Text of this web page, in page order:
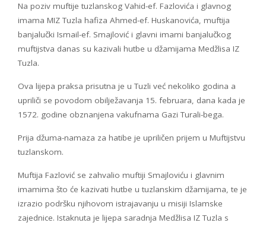
Na poziv muftije tuzlanskog Vahid-ef. Fazlovića i glavnog
imama MIZ Tuzla hafiza Ahmed-ef. Huskanovića, muftija
banjalučki Ismail-ef. Smajlović i glavni imami banjalučkog
muftijstva danas su kazivali hutbe u džamijama Medžlisa IZ
Tuzla.
Ova lijepa praksa prisutna je u Tuzli već nekoliko godina a
upriliči se povodom obilježavanja 15. februara, dana kada je
1572. godine obznanjena vakufnama Gazi Turali-bega.
Prija džuma-namaza za hatibe je upriličen prijem u Muftijstvu
tuzlanskom.
Muftija Fazlović se zahvalio muftiji Smajloviću i glavnim
imamima što će kazivati hutbe u tuzlanskim džamijama, te je
izrazio podršku njihovom istrajavanju u misiji Islamske
zajednice. Istaknuta je lijepa saradnja Medžlisa IZ Tuzla s